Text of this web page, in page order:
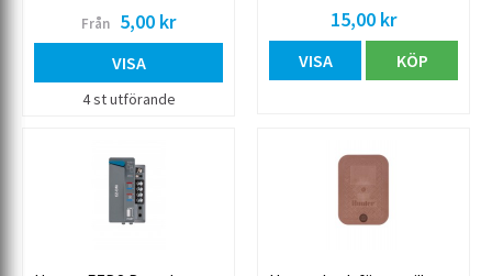
Från 5,00 kr
VISA
4 st utförande
15,00 kr
VISA KÖP